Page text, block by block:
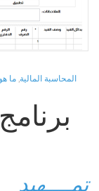
المحاسبة المالية, ما هو
تمــــهيد